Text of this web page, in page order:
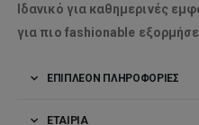
Ιδανικό για καθημερινές
για πιο fashionable
ΕΠΙΠΛΈΟΝ ΠΛΗΡΟΦΟΡΊΕΣ
ΕΤΑΙΡΊΑ